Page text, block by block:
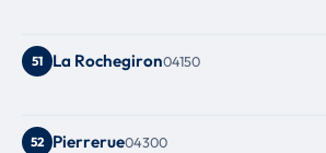
51 La Rochegiron04150
52 Pierrerue04300